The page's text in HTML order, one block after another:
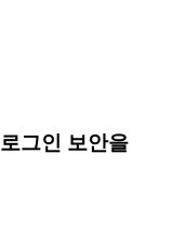
그인 보안을